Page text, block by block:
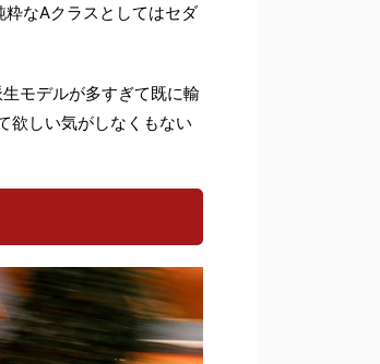
なAクラスとしてはセダ
モデルが多すぎて既に輸
欲しい気がしなくもない